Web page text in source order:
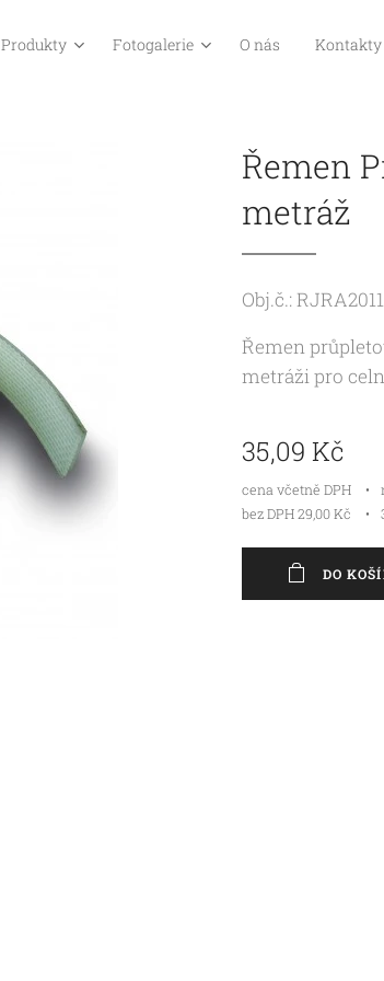
Produkty Fotogalerie O nás Kontakty
Řemen
metráž
Obj.č.:
Řemen
metráži pro
35,09 Kč
cena včetně DPH
bez DPH 29,00 Kč
DO